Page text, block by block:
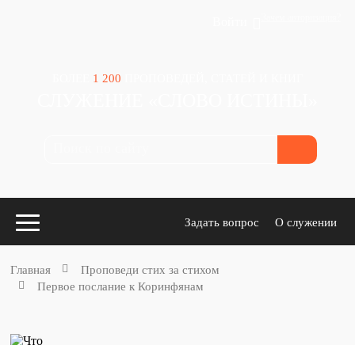
1 200
Задать вопрос О служении
Конспекты
Главная
Проповеди стих за стихом
Первое послание к Коринфянам